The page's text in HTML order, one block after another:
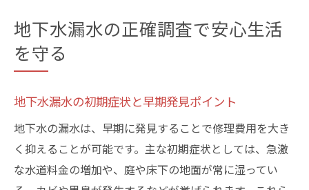
費用を抑える地下水漏水発見の秘訣とは
地下 水漏れ調査費用の無駄を省くコツ
戸建てでの漏水調査を安く済ませる方法
調査前に知りたいトレーサーガス式の特徴
水道局依頼と民間業者の費用比較ポイント
地中の水漏れに強い調査方法を徹底解説
地下水漏水の正確調査で安心生活
を守る
地下水漏水の初期症状と早期発見ポイント
地下水の漏水は、早期に発見することで修理費用を大き
く抑えることが可能です。主な初期症状としては、急激
な水道料金の増加や、庭や床下の地面が常に湿ってい